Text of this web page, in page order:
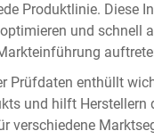
Produktlinie. Diese
und schnell
Prüfdaten enthüllt
und hilft
verschiedene